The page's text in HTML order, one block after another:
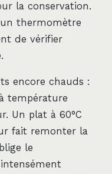
la conservation.
un thermomètre
de vérifier
encore chauds :
température
Un plat à 60°C
fait remonter la
le